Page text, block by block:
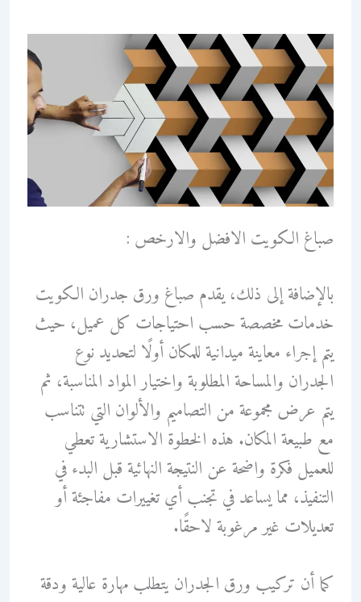
صباغ الكويت الافضل والارخص :
بالإضافة إلى ذلك، يقدم صباغ ورق جدران الكويت
خدمات مخصصة حسب احتياجات كل عميل، حيث
يتم إجراء معاينة ميدانية للمكان أولًا لتحديد نوع
الجدران والمساحة المطلوبة واختيار المواد المناسبة، ثم
يتم عرض مجموعة من التصاميم والألوان التي تتناسب
مع طبيعة المكان. هذه الخطوة الاستشارية تعطي
للعميل فكرة واضحة عن النتيجة النهائية قبل البدء في
التنفيذ، مما يساعد في تجنب أي تغييرات مفاجئة أو
تعديلات غير مرغوبة لاحقًا.
كما أن تركيب ورق الجدران يتطلب مهارة عالية ودقة